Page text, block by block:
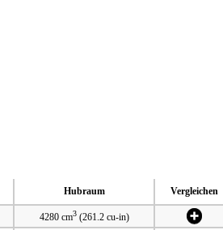
Hubraum Vergleichen
4280 cm3(261.2 cu-in)